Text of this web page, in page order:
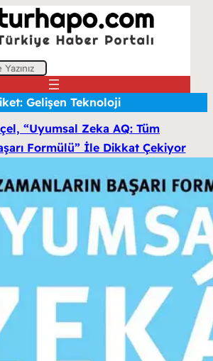
Gelişen Teknoloji
“Uyumsal Zeka AQ: Tüm
Formülü” İle Dikkat Çekiyor